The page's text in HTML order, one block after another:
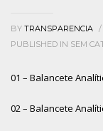
BY TRANSPARENCIA /
PUBLISHED IN SEM
01 – Balancete
02 – Balancete